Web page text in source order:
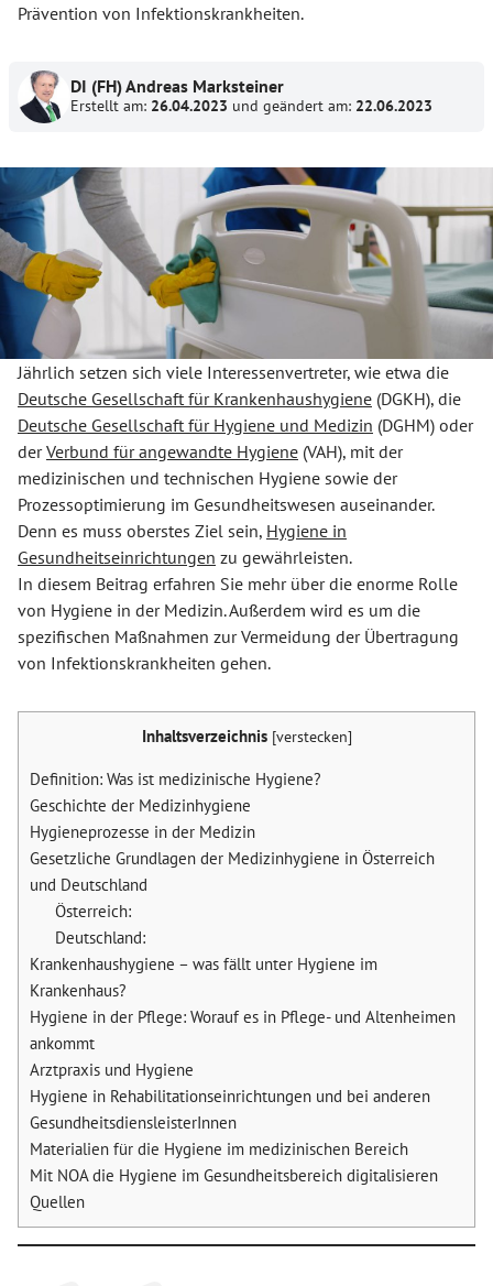
Prävention von Infektionskrankheiten.
DI (FH) Andreas Marksteiner
Erstellt am: 26.04.2023 und geändert am: 22.06.2023
Jährlich setzen sich viele Interessenvertreter, wie etwa die
Deutsche Gesellschaft für Krankenhaushygiene (DGKH), die
Deutsche Gesellschaft für Hygiene und Medizin (DGHM) oder
derVerbund für angewandte Hygiene (VAH), mit der
medizinischen und technischen Hygiene sowie der
Prozessoptimierung im Gesundheitswesen auseinander.
Denn es muss oberstes Ziel sein, Hygiene in
Gesundheitseinrichtungen zu gewährleisten.
In diesem Beitrag erfahren Sie mehr über die enorme Rolle
von Hygiene in der Medizin. Außerdem wird es um die
spezifischen Maßnahmen zur Vermeidung der Übertragung
von Infektionskrankheiten gehen.
Inhaltsverzeichnis [verstecken]
Definition: Was ist medizinische Hygiene?
Geschichte der Medizinhygiene
Hygieneprozesse in der Medizin
Gesetzliche Grundlagen der Medizinhygiene in Österreich
und Deutschland
Österreich:
Deutschland:
Krankenhaushygiene – was fällt unter Hygiene im
Krankenhaus?
Hygiene in der Pflege: Worauf es in Pflege- und Altenheimen
ankommt
Arztpraxis und Hygiene
Hygiene in Rehabilitationseinrichtungen und bei anderen
GesundheitsdiensleisterInnen
Materialien für die Hygiene im medizinischen Bereich
Mit NOA die Hygiene im Gesundheitsbereich digitalisieren
Quellen